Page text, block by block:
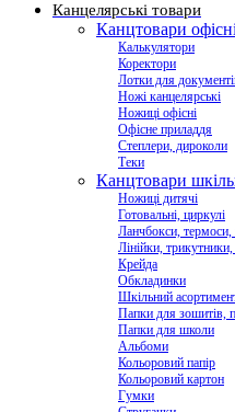
Канцелярські товари
Канцтовари офісні
Калькулятори
Коректори
Лотки для
Ножі канцелярські
Ножиці офісні
Офісне приладдя
Степлери, дироколи
Теки
Канцтовари
Ножиці дитячі
Готовальні, циркулі
Ланчбокси,
Лінійки,
Крейда
Обкладинки
Шкільний
Папки для зошитів,
Папки для школи
Альбоми
Кольоровий папір
Кольоровий картон
Гумки